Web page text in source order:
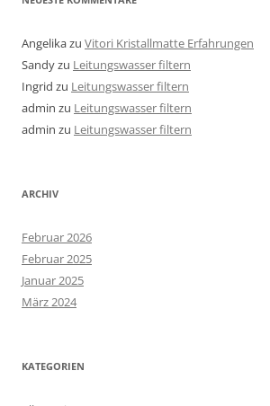
Angelikazu Vitori Kristallmatte Erfahrungen
Sandyzu Leitungswasser filtern
Ingrid zu Leitungswasser filtern
admin zu Leitungswasser filtern
admin zu Leitungswasser filtern
ARCHIV
Februar 2026
Februar 2025
Januar 2025
März 2024
KATEGORIEN